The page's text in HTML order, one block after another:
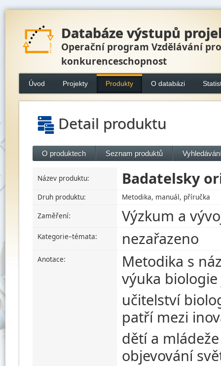
Databáze výstupů
Operační program Vzdělávání pro
konkurenceschopnost
Úvod Projekty Produkty O databázi
Detail produktu
O produktech Seznam produktů
Název produktu: Badatelsky
Druh produktu:
Metodika, manuál, příručka
Zaměření:
Výzkum a
Kategorie–témata: nezařazeno
Anotace:
Metodika s
výuka
učitelství
patří mezi
dětí a
objevování